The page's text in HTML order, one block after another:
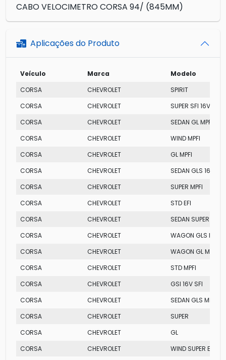
CABO VELOCIMETRO CORSA 94/ (845MM)
Aplicações do Produto
Veículo Marca
Modelo
CORSA
CHEVROLET
SPIRIT
CORSA
CHEVROLET
SUPER SFI 16V
CORSA
CHEVROLET
SEDAN GL MPFI
CORSA
CHEVROLET
WIND MPFI
CORSA
CHEVROLET
GL MPFI
CORSA
CHEVROLET
SEDAN GLS 16V
CORSA
CHEVROLET
SUPER MPFI
CORSA
CHEVROLET
STD EFI
CORSA
CHEVROLET
SEDAN SUPER SFI
CORSA
CHEVROLET
WAGON GLS MPFI
CORSA
CHEVROLET
WAGON GL MPFI
CORSA
CHEVROLET
STD MPFI
CORSA
CHEVROLET
GSI 16V SFI
CORSA
CHEVROLET
SEDAN GLS MPFI
CORSA
CHEVROLET
SUPER
CORSA
CHEVROLET
GL
CORSA
CHEVROLET WIND SUPER EFI